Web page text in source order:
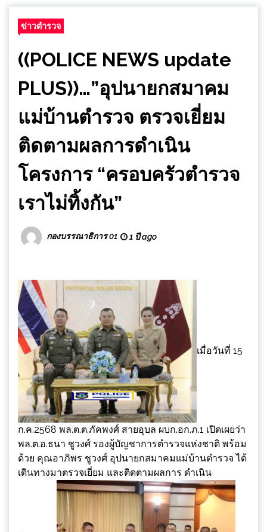
ข่าวตำรวจ
((POLICE NEWS update
PLUS))…”อุปนายกสมาคม
แม่บ้านตำรวจ ตรวจเยี่ยม
ติดตามผลการดำเนิน
โครงการ “ครอบครัวตำรวจ
เราไม่ทิ้งกัน”
กองบรรณาธิการ 01 1 ปี ago
เมื่อวันที่ 15
ก.ค.2568 พล.ต.ต.ภัคพงศ์ สายอุบล ผบก.อก.ภ.1 เปิดเผยว่า
พล.ต.อ.ธนา ชูวงศ์ รองผู้บัญชาการตำรวจแห่งชาติ พร้อม
ด้วย คุณอาภิพร ชูวงศ์ อุปนายกสมาคมแม่บ้านตำรวจ ได้
เดินทางมาตรวจเยี่ยม และติดตามผลการ ดำเนิน